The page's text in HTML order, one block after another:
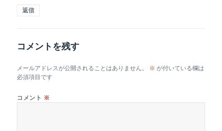
返信
コメントを残す
メールアドレスが公開されることはありません。 ※ が付いている欄は
必須項目です
コメント ※